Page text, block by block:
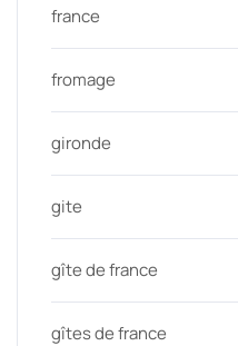
france
fromage
gironde
gite
gîte de france
gîtes de france